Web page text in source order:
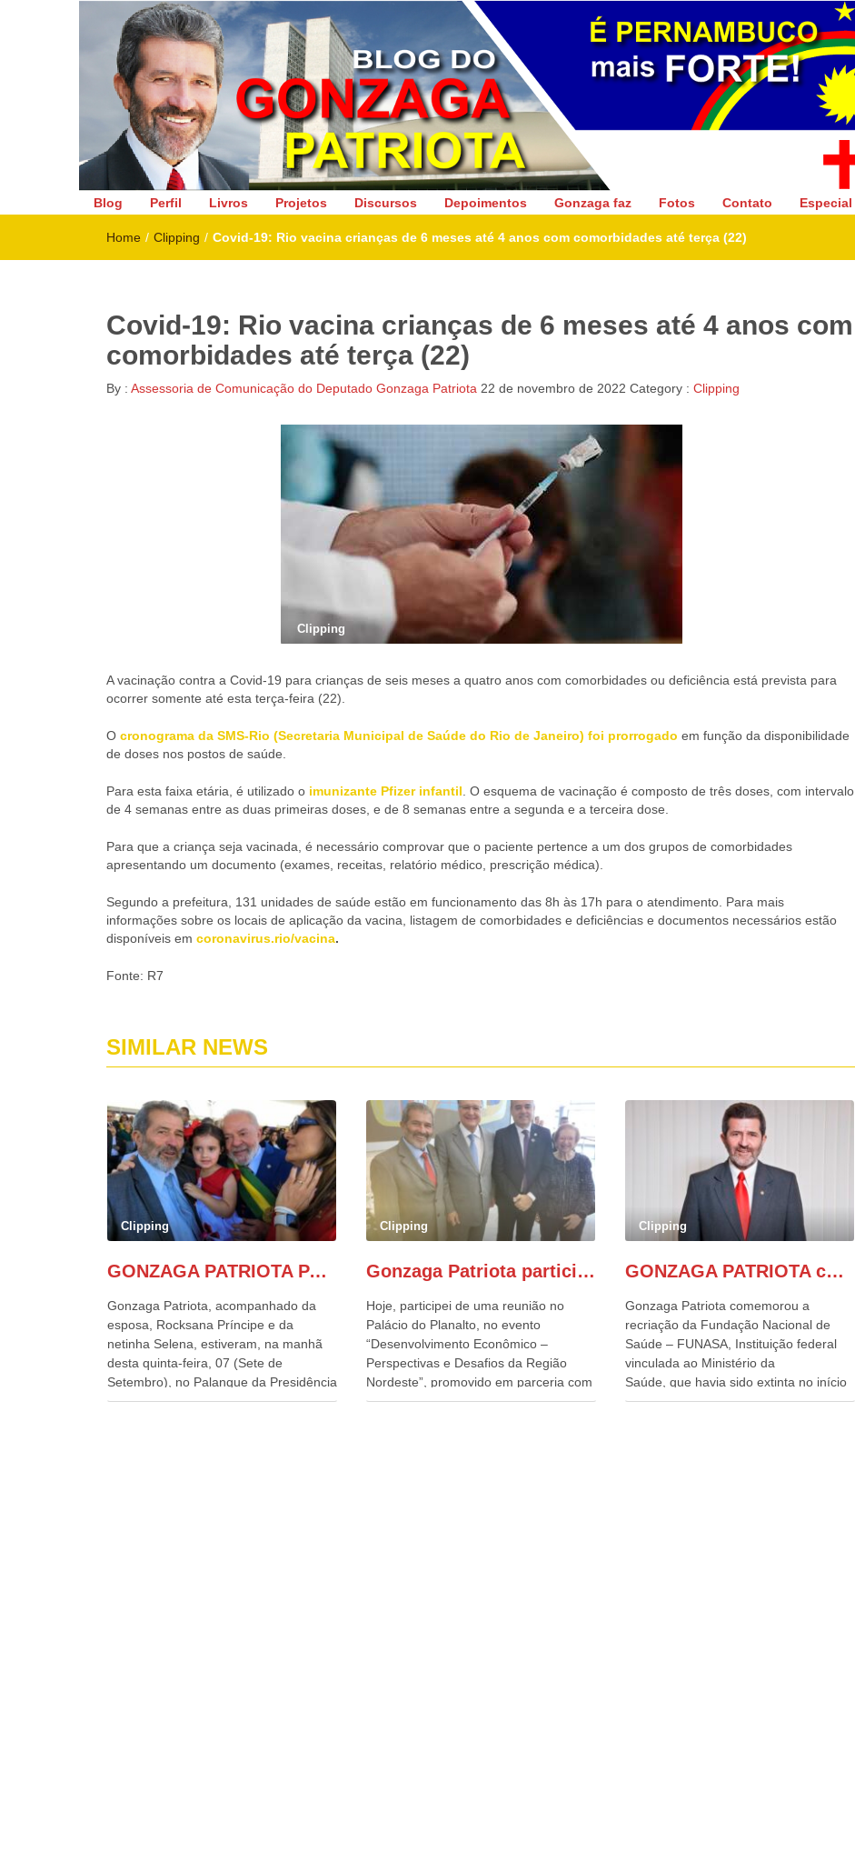
Gonzaga Patriota
Deputado Federal
Blog Perfil Livros Projetos Discursos Depoimentos Gonzaga faz Fotos Contato Especial
Home / Clipping / Covid-19: Rio vacina crianças de 6 meses até 4 anos com comorbidades até terça (22)
Covid-19: Rio vacina crianças de 6 meses até 4 anos com
comorbidades até terça (22)
By : Assessoria de Comunicação do Deputado Gonzaga Patriota 22 de novembro de 2022 Category : Clipping
Clipping
A vacinação contra a Covid-19 para crianças de seis meses a quatro anos com comorbidades ou deficiência está prevista para
ocorrer somente até esta terça-feira (22).
O cronograma da SMS-Rio (Secretaria Municipal de Saúde do Rio de Janeiro) foi prorrogado em função da disponibilidade
de doses nos postos de saúde.
Para esta faixa etária, é utilizado o imunizante Pfizer infantil . O esquema de vacinação é composto de três doses, com intervalo
de 4 semanas entre as duas primeiras doses, e de 8 semanas entre a segunda e a terceira dose.
Para que a criança seja vacinada, é necessário comprovar que o paciente pertence a um dos grupos de comorbidades
apresentando um documento (exames, receitas, relatório médico, prescrição médica).
Segundo a prefeitura, 131 unidades de saúde estão em funcionamento das 8h às 17h para o atendimento. Para mais
informações sobre os locais de aplicação da vacina, listagem de comorbidades e deficiências e documentos necessários estão
disponíveis em coronavirus.rio/vacina.
Fonte: R7
SIMILAR NEWS
Clipping
GONZAGA PATRIOTA PARTICIPA DO DESFILE DA INDEPENDÊNCIA NO PALANQUE DA PRESIDÊNCIA DA REPÚBLICA E É ABRAÇADO POR LULA E POR GERALDO ALCKMIN.
Gonzaga Patriota, acompanhado da
esposa, Rocksana Príncipe e da
netinha Selena, estiveram, na manhã
desta quinta-feira, 07 (Sete de
Setembro), no Palanque da Presidência
da República, onde foram abraçados
Clipping
Gonzaga Patriota participa de evento em prol do desenvolvimento do Nordeste
Hoje, participei de uma reunião no
Palácio do Planalto, no evento
“Desenvolvimento Econômico –
Perspectivas e Desafios da Região
Nordeste”, promovido em parceria com
o Consórcio Nordeste. Na pauta do
Clipping
GONZAGA PATRIOTA comemora o retorno da FUNASA
Gonzaga Patriota comemorou a
recriação da Fundação Nacional de
Saúde – FUNASA, Instituição federal
vinculada ao Ministério da
Saúde, que havia sido extinta no início
do terceiro governo do